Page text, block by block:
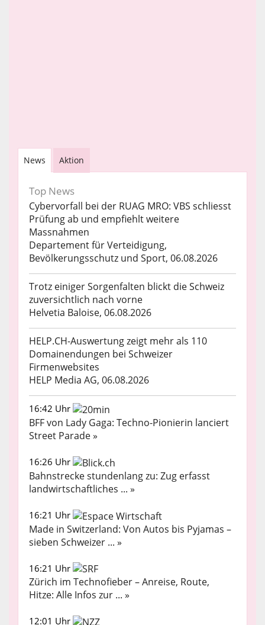
News Aktion
Top News
Cybervorfall bei der RUAG MRO: VBS schliesst
Prüfung ab und empfiehlt weitere
Massnahmen
Departement für Verteidigung,
Bevölkerungsschutz und Sport, 06.08.2026
Trotz einiger Sorgenfalten blickt die Schweiz
zuversichtlich nach vorne
Helvetia Baloise, 06.08.2026
HELP.CH-Auswertung zeigt mehr als 110
Domainendungen bei Schweizer
Firmenwebsites
HELP Media AG, 06.08.2026
16:42 Uhr
BFF von Lady Gaga: Techno-Pionierin lanciert
Street Parade »
16:26 Uhr
Bahnstrecke stundenlang zu: Zug erfasst
landwirtschaftliches ... »
16:21 Uhr
Made in Switzerland: Von Autos bis Pyjamas –
sieben Schweizer ... »
16:21 Uhr
Zürich im Technofieber – Anreise, Route,
Hitze: Alle Infos zur ... »
12:01 Uhr